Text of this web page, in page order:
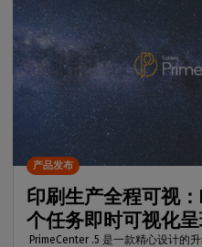
印刷生产全程可视
个任务即时可视化
PrimeCenter .5 是一款精心设计的
产品发布